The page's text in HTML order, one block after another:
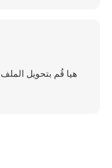
هيا قُم بتحويل